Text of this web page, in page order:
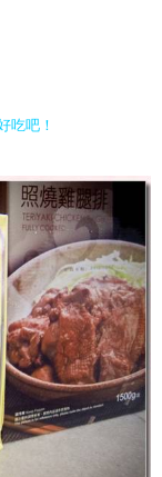
吃吧！